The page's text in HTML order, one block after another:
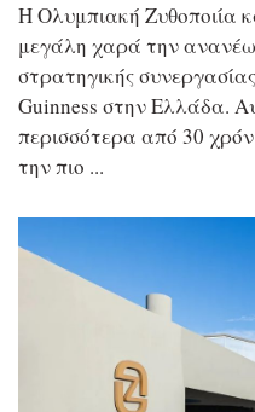
Η Ολυμπιακή Ζυθοποιία
μεγάλη χαρά την
στρατηγικής
Guinness στην Ελλάδα.
περισσότερα από 30
την πιο ...